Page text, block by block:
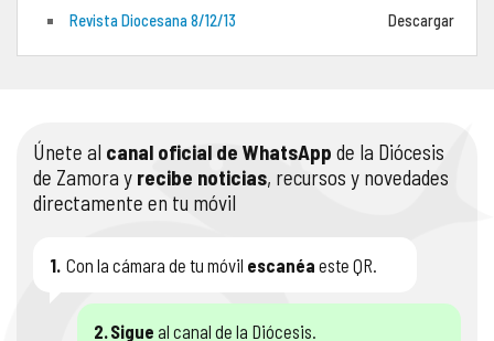
Revista Diocesana 8/12/13 Descargar
Únete al canal oficial de WhatsApp de la Diócesis
de Zamora y recibe noticias, recursos y novedades
directamente en tu móvil
1. Con la cámara de tu móvil escanéa este QR.
2.Sigue al canal de la Diócesis.
PORTAL DE TRANSPARENCIA
RENDICIÓN CUENTAS ENTIDADES RELIGIOSAS
PREGUNTAS FRECUENTES
APOSTOLADO SEGLAR
VIDA CONSAGRADA
AUDIOS